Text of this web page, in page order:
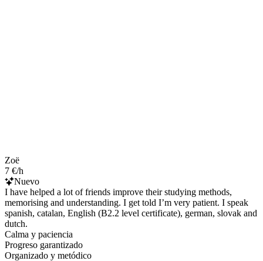
Zoë
7 €/h
Nuevo
I have helped a lot of friends improve their studying methods,
memorising and understanding. I get told I’m very patient. I speak
spanish, catalan, English (B2.2 level certificate), german, slovak and
dutch.
Calma y paciencia
Progreso garantizado
Organizado y metódico